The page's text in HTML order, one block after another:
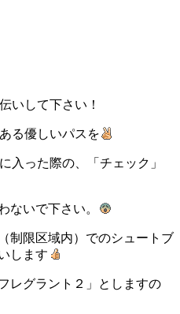
いして下さい！
る優しいパスを
入った際の、「チェック」
ないで下さい。
制限区域内）でのシュートブ
します
レグラント２」としますの